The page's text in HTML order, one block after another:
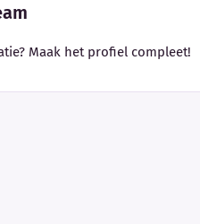
Maak het profiel compleet!